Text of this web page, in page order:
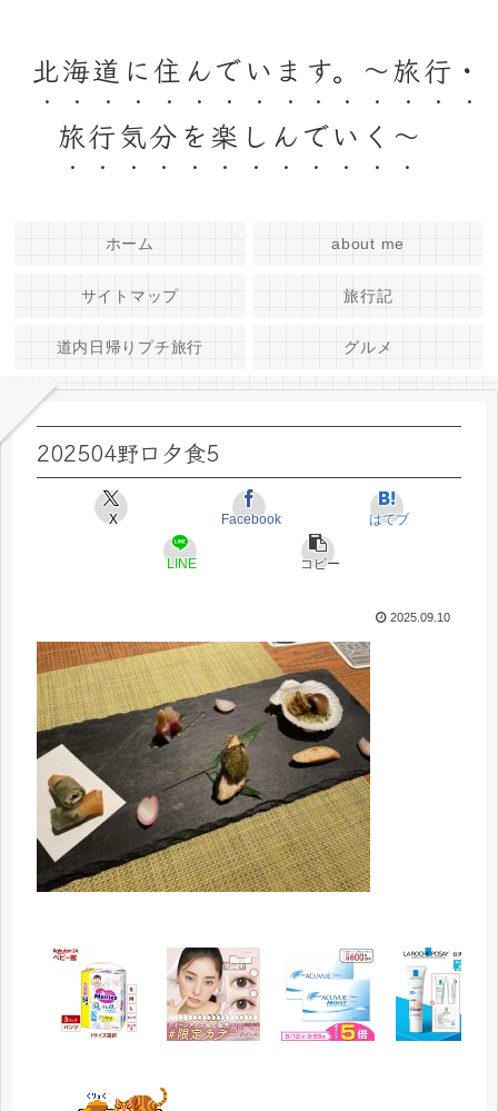
北海道に住んでいます。～旅行・
旅行気分を楽しんでいく～
ホーム about me
サイトマップ 旅行記
道内日帰りプチ旅行 グルメ
202504野口夕食5
X Facebook はてブ
LINE コピー
2025.09.10